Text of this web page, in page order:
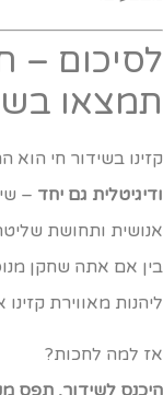
–
בשידור חי
גם יחד–
ותחושת
אם אתה שחקן
מאווירת
למה לחכות?